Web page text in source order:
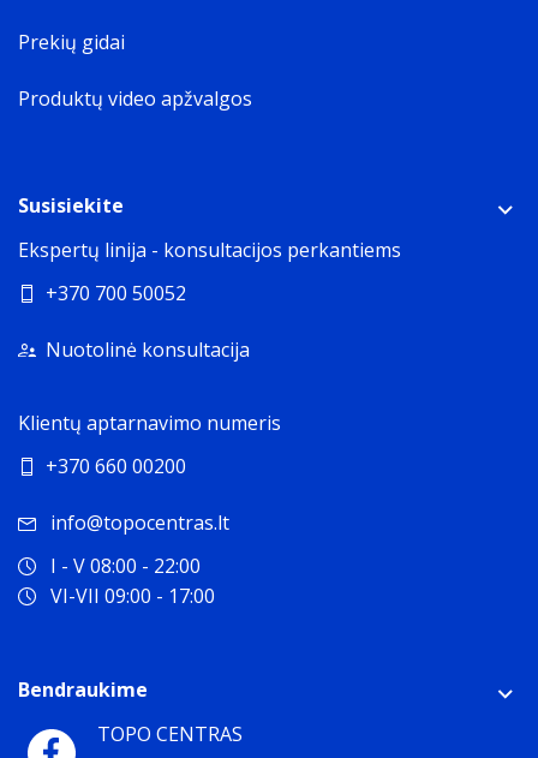
Prekių gidai
Produktų video apžvalgos
Susisiekite
Ekspertų linija - konsultacijos perkantiems
+370 700 50052
Nuotolinė konsultacija
Klientų aptarnavimo numeris
+370 660 00200
info@topocentras.lt
I - V 08:00 - 22:00
VI-VII 09:00 - 17:00
Bendraukime
TOPO CENTRAS